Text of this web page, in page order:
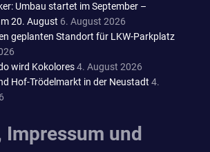
Umbau startet im September –
20. August 6. August 2026
geplanten Standort für LKW-Parkplatz
wird Kokolores4. August 2026
Hof-Trödelmarkt in der Neustadt 4.
Impressum und